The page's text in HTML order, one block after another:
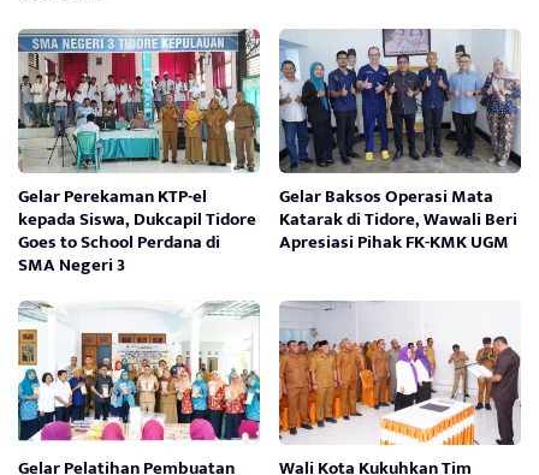
Gelar Perekaman KTP-el
kepada Siswa, Dukcapil Tidore
Goes to School Perdana di
SMA Negeri 3
Gelar Baksos Operasi Mata
Katarak di Tidore, Wawali Beri
Apresiasi Pihak FK-KMK UGM
Gelar Pelatihan Pembuatan Wali Kota Kukuhkan Tim